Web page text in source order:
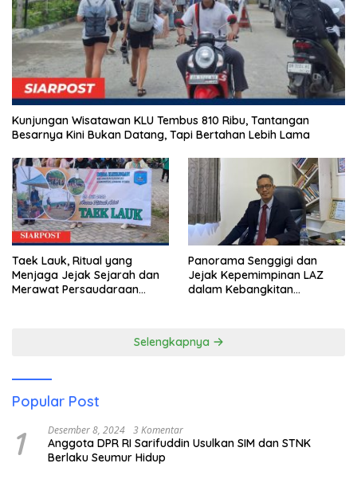
Kunjungan Wisatawan KLU Tembus 810 Ribu, Tantangan
Besarnya Kini Bukan Datang, Tapi Bertahan Lebih Lama
Taek Lauk, Ritual yang
Menjaga Jejak Sejarah dan
Merawat Persaudaraan
Panorama Senggigi dan
Jejak Kepemimpinan LAZ
dalam Kebangkitan
Selengkapnya
Popular Post
1 Desember 8, 2024 3 Komentar
Anggota DPR RI Sarifuddin Usulkan SIM dan STNK
Berlaku Seumur Hidup